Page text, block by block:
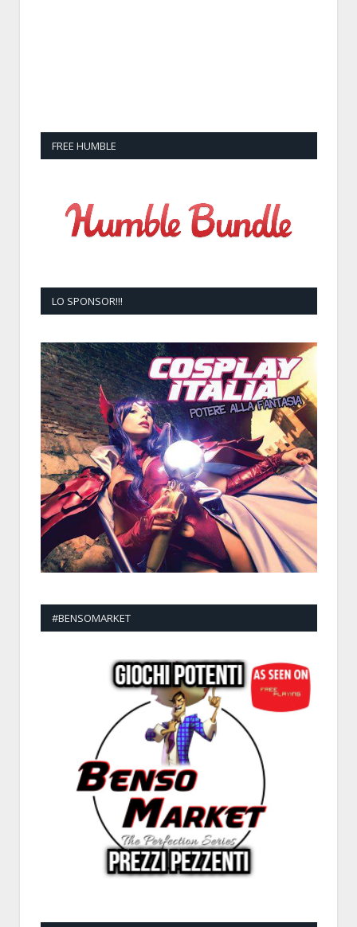
FREE HUMBLE
LO SPONSOR!!!
#BENSOMARKET